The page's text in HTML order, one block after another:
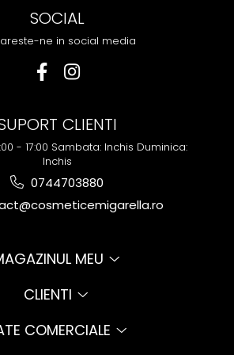
SOCIAL
ne in social media
CLIENTI
- 17:00 Sambata: Inchis Duminica:
Inchis
0744703880
MEU
CLIENTI
COMERCIALE